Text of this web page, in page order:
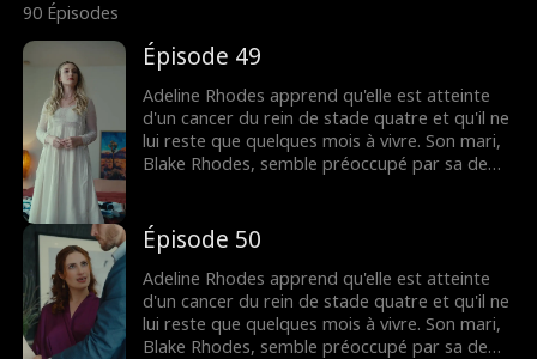
90 Épisodes
Épisode 49
Adeline Rhodes apprend qu'elle est atteinte
d'un cancer du rein de stade quatre et qu'il ne
lui reste que quelques mois à vivre. Son mari,
Blake Rhodes, semble préoccupé par sa demi-
croqueuse de diamants calculatrice, et elle
pense qu'il ne l'a jamais aimée. Tout change
lorsque Blake apprend qu'Adeline est
mourante, mais il est peut-être trop tard
pour lui dire que c'est elle qu'il a aimée
pendant tout ce temps.
Épisode 50
Adeline Rhodes apprend qu'elle est atteinte
d'un cancer du rein de stade quatre et qu'il ne
lui reste que quelques mois à vivre. Son mari,
Blake Rhodes, semble préoccupé par sa demi-